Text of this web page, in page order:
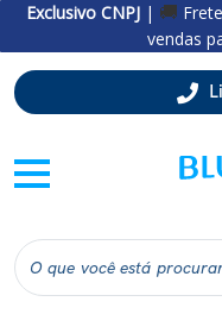
Exclusivo CNPJ | 🚚
vendas